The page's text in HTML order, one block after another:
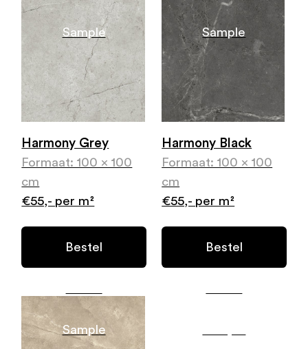
Sample Sample
Harmony Grey
Formaat: 100 x 100
cm
€55,- per m²
Bestel
Sample
Harmony Black
Formaat: 100 x 100
cm
€55,- per m²
Bestel